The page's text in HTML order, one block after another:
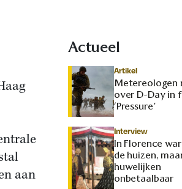
aan
Actueel
Artikel
Metereologen
over D-Day in
‘Pressure’
Interview
In Florence
de huizen,
huwelijken
onbetaalbaar